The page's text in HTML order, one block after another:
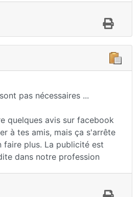
pas nécessaires ...
quelques avis sur facebook
à tes amis, mais ça s'arrête
faire plus. La publicité est
dans notre profession